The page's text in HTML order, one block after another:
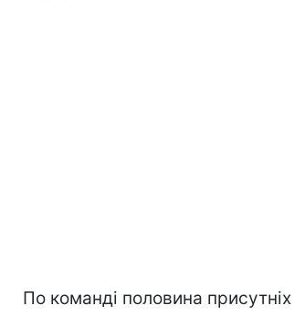
По команді половина присутніх